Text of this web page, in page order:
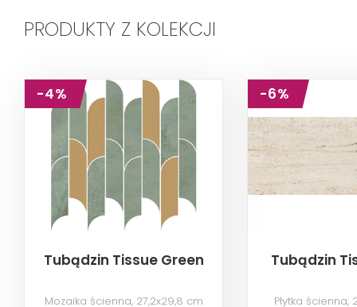
PRODUKTY Z KOLEKCJI
-4%
Tubądzin Tissue Green
Mozaika ścienna, 27,2x29,8 cm
-6%
Tubądzin
Płytka ścienna,